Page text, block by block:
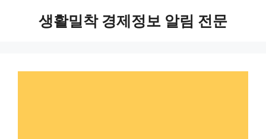
생활밀착 경제정보 알림 전문